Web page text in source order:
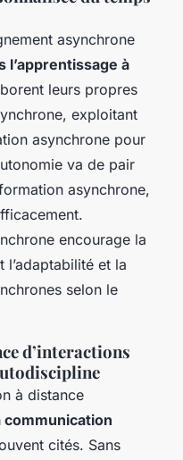
asynchrone
l’apprentissage à
leurs propres
exploitant
asynchrone pour
va de pair
asynchrone,
encourage la
et la
selon le
d’interactions
à distance
communication
cités. Sans